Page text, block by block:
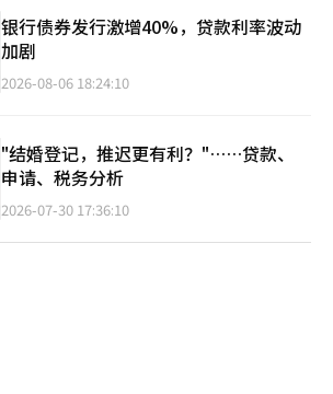
银行债券发行激增40%，贷款利率波动
加剧
2026-08-06 18:24:10
"结婚登记，推迟更有利？"……贷款、
申请、税务分析
2026-07-30 17:36:10